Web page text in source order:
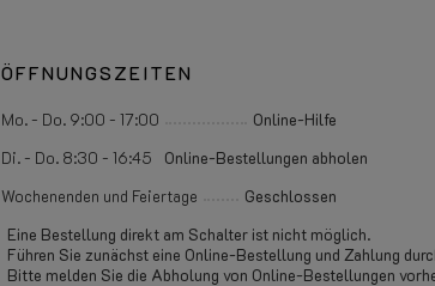
ÖFFNUNGSZEITEN
Mo. - Do. 9:00 - 17:00
Online-Hilfe
Di. - Do. 8:30 - 16:45
Online-Bestellungen abholen
Wochenenden und Feiertage
Geschlossen
Eine Bestellung direkt am Schalter ist nicht möglich.
Führen Sie zunächst eine Online-Bestellung und Zahlung
Bitte melden Sie die Abholung von Online-Bestellungen